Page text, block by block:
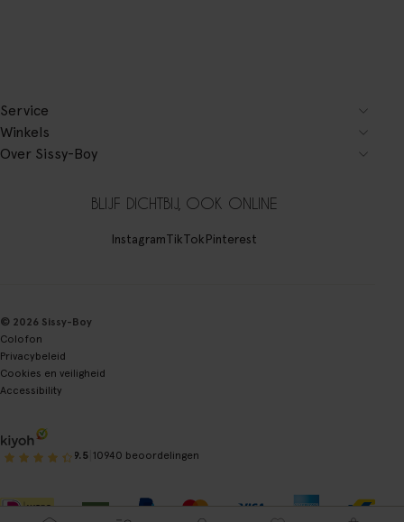
Service
Winkels
Over Sissy-Boy
BLIJF DICHTBIJ, OOK ONLINE
InstagramTikTokPinterest
© 2026 Sissy-Boy
Colofon
Privacybeleid
Cookies en veiligheid
Accessibility
9.5 10940 beoordelingen